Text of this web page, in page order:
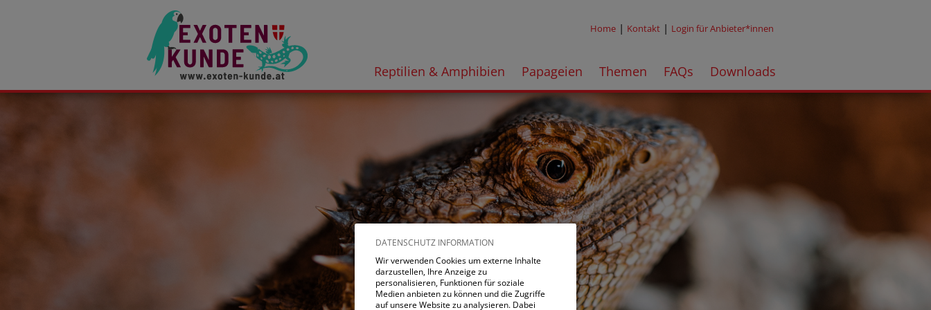
DATENSCHUTZ INFORMATION
Wir verwenden Cookies um externe Inhalte
darzustellen, Ihre Anzeige zu
personalisieren, Funktionen für soziale
Medien anbieten zu können und die Zugriffe
auf unsere Website zu analysieren. Dabei
Reptilien & Amphibien Papageien Themen FAQs Downloads
Home | Kontakt | Login für Anbieter*innen